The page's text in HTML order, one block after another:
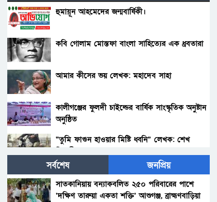
হুমায়ূন আহমেদের জন্মবার্ষিকী।
কবি গোলাম মোস্তফা বাংলা সাহিত্যের এক ধ্রবতারা
আমার কীসের ভয় লেখক: মহাদেব সাহা
কালীগঞ্জের ফুলদী চাইল্ডের বার্ষিক সাংস্কৃতিক অনুষ্টান
অনুষ্ঠিত
“তুমি ফাগুন হাওয়ার মিষ্টি ধ্বনি” লেখক: শেখ
দস্যুদল লেখক- গোলাম কিবরিয়া পিনু
সর্বশেষ জনপ্রিয়
সাতকানিয়ায় বন্যাকবলিত ২৫০ পরিবারের পাশে
‘দক্ষিণ তারুয়া একতা শক্তি’ আশুগঞ্জ, ব্রাহ্মণবাড়িয়া